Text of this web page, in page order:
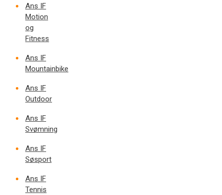
Ans IF
Motion
og
Fitness
Ans IF
Mountainbike
Ans IF
Outdoor
Ans IF
Svømning
Ans IF
Søsport
Ans IF
Tennis